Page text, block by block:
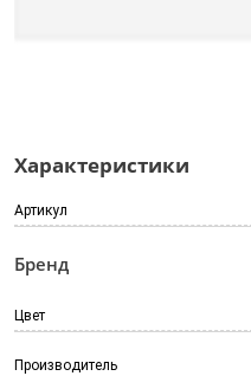
Характеристики
Артикул
Бренд
Цвет
Производитель